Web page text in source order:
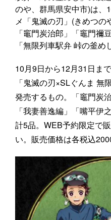
のや、群馬県安中市)は、
メ「鬼滅の刃」(きめつの
「竈門炭治郎」「竈門禰
「無限列車駅弁 峠の釜め
10月9日から12月31日ま
「鬼滅の刃×SLぐんま 無
発売するもの。「竈門炭
「我妻善逸編」「嘴平伊
計5品。WEB予約限定で
い。販売価格は各税込